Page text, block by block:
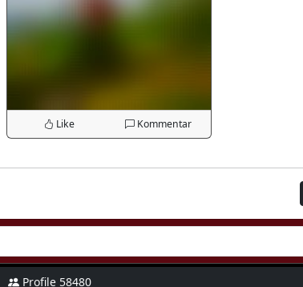
Like Kommentar
Profile 58480